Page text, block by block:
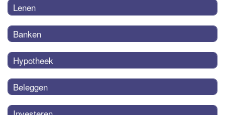
Lenen
Banken
Hypotheek
Beleggen